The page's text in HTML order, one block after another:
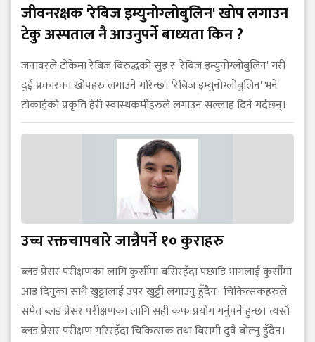
जीवनरक्षक 'रेबिज इम्युनोग्लोबुलिन' खोप लगाउन
टेकु अस्पताल नै आउनुपर्ने बाध्यता किन ?
जनावरले टोकेमा रेबिज बिरुद्धको सुइ र 'रेबिज इम्युनोग्लोबुलिन' गरी
दुई प्रकारका खोपहरु लगाउने गरिन्छ। 'रेबिज इम्युनोग्लोबुलिन' भने
टोकाईको प्रकृति हेरी स्वास्थकर्मीहरुले लगाउन सल्लाह दिने गर्दछन्।
उच्च रक्तचापबारे जान्नैपर्ने १० कुराहरु
ब्लड प्रेसर परीक्षणका लागि कुर्सीमा बसिरहँदा पछाडि भागलाई कुर्सीमा
आड दिनुका साथै खुट्टालाई उपर खुट्टी लगाउनु हुँदैन। चिकित्सकहरुले
समेत ब्लड प्रेसर परीक्षणका लागि सही कफ प्रयोग गर्नुपर्ने हुन्छ। त्यस्तै
ब्लड प्रेसर परीक्षण गरिरहँदा चिकित्सक तथा बिरामी दुवै बोल्नु हुँदैन।